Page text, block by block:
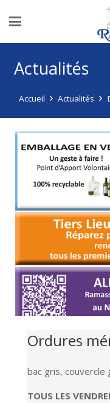
Actualités
Accueil Actualités
Ordures
bac gris, couvercle
TOUS LES